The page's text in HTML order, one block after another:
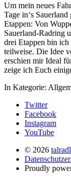
Um mein neues
Tage in‘s
Etappen: Von
Sauerland-Radring
drei Etappen bin
teilweise. Die Idee
erschien mir Ideal
zeige ich Euch
In Kategorie:
Twitter
Facebook
Instagram
YouTube
© 2026
Proudly